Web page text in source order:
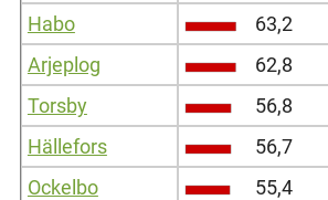
Habo
63,2
Arjeplog
62,8
Torsby
56,8
Hällefors
56,7
Ockelbo
55,4